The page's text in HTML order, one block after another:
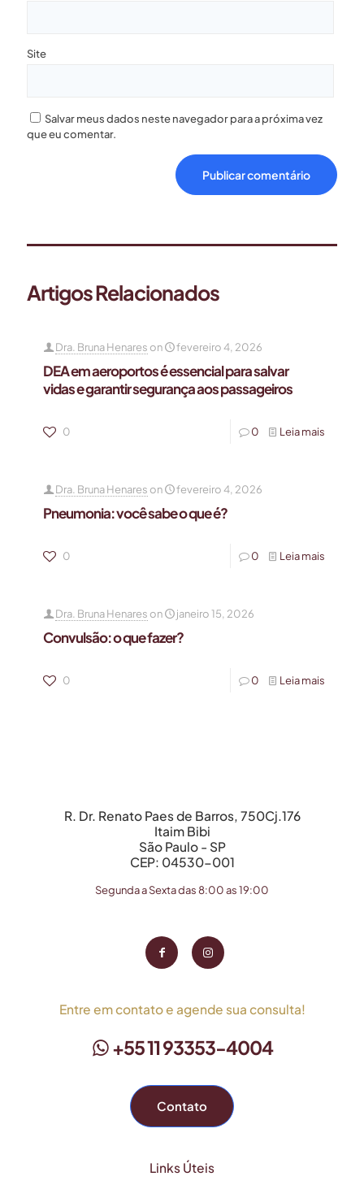
Site
Salvar meus dados neste navegador para a próxima vez
que eu comentar.
Artigos Relacionados
Dra. Bruna Henares on fevereiro 4, 2026
DEA em aeroportos é essencial para salvar
vidas e garantir segurança aos passageiros
0 0 Leia mais
Dra. Bruna Henares on fevereiro 4, 2026
Pneumonia: você sabe o que é?
0 0 Leia mais
Dra. Bruna Henares on janeiro 15, 2026
Convulsão: o que fazer?
0 0 Leia mais
R. Dr. Renato Paes de Barros, 750Cj.176
Itaim Bibi
São Paulo - SP
CEP: 04530-001
Segunda a Sexta das 8:00 as 19:00
Entre em contato e agende sua consulta!
+55 11 93353-4004
Contato
Links Úteis